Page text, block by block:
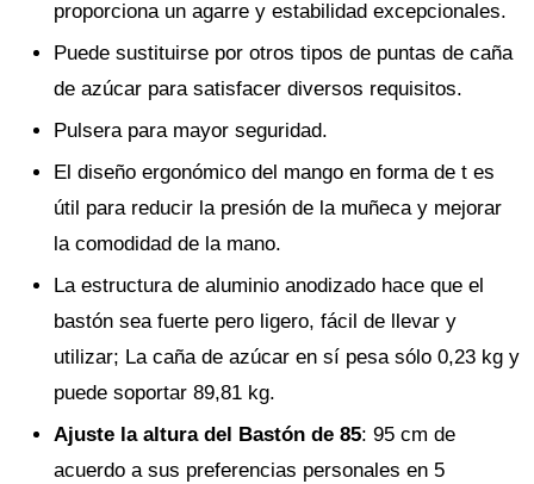
proporciona un agarre y estabilidad excepcionales.
Puede sustituirse por otros tipos de puntas de caña
de azúcar para satisfacer diversos requisitos.
Pulsera para mayor seguridad.
El diseño ergonómico del mango en forma de t es
útil para reducir la presión de la muñeca y mejorar
la comodidad de la mano.
La estructura de aluminio anodizado hace que el
bastón sea fuerte pero ligero, fácil de llevar y
utilizar; La caña de azúcar en sí pesa sólo 0,23 kg y
puede soportar 89,81 kg.
Ajuste la altura del Bastón de 85: 95 cm de
acuerdo a sus preferencias personales en 5